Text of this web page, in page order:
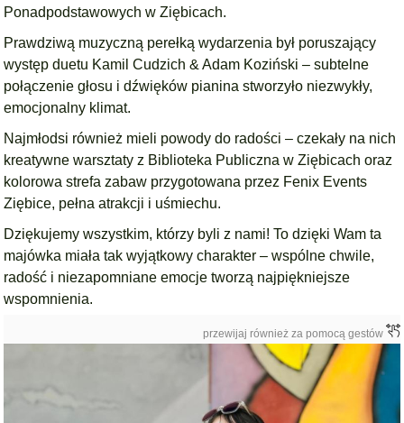
Ponadpodstawowych w Ziębicach.
Prawdziwą muzyczną perełką wydarzenia był poruszający
występ duetu Kamil Cudzich & Adam Koziński – subtelne
połączenie głosu i dźwięków pianina stworzyło niezwykły,
emocjonalny klimat.
Najmłodsi również mieli powody do radości – czekały na nich
kreatywne warsztaty z Biblioteka Publiczna w Ziębicach oraz
kolorowa strefa zabaw przygotowana przez Fenix Events
Ziębice, pełna atrakcji i uśmiechu.
Dziękujemy wszystkim, którzy byli z nami! To dzięki Wam ta
majówka miała tak wyjątkowy charakter – wspólne chwile,
radość i niezapomniane emocje tworzą najpiękniejsze
wspomnienia.
przewijaj również za pomocą gestów